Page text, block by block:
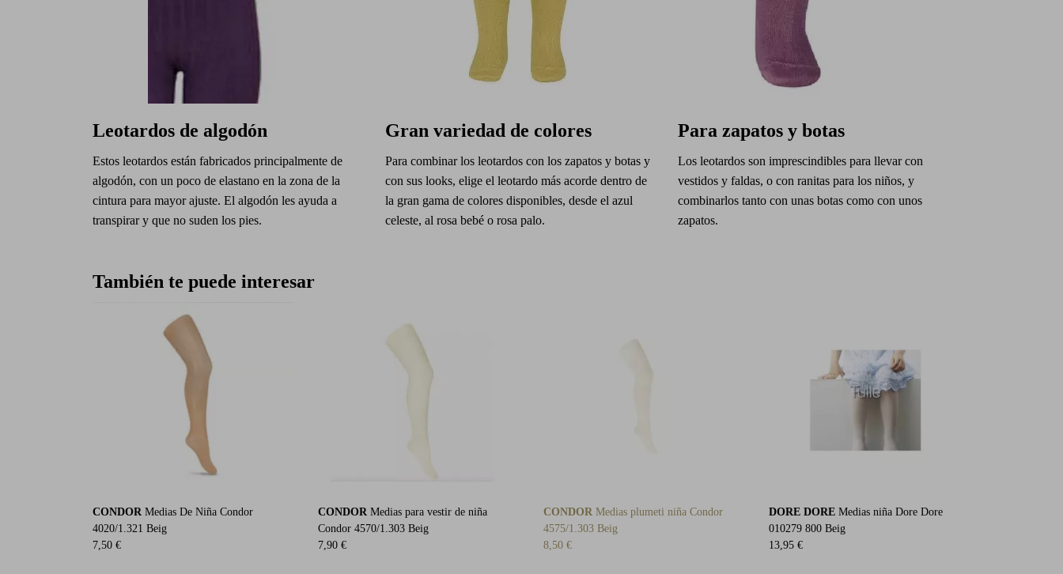
Leotardos de algodón
Estos leotardos están fabricados principalmente de
algodón, con un poco de elastano en la zona de la
cintura para mayor ajuste. El algodón les ayuda a
transpirar y que no suden los pies.
Gran variedad de colores
Para combinar los leotardos con los zapatos y botas y
con sus looks, elige el leotardo más acorde dentro de
la gran gama de colores disponibles, desde el azul
celeste, al rosa bebé o rosa palo.
Para zapatos y botas
Los leotardos son imprescindibles para llevar con
vestidos y faldas, o con ranitas para los niños, y
combinarlos tanto con unas botas como con unos
zapatos.
También te puede interesar
CONDOR Medias De Niña Condor
4020/1.321 Beig
7,50 €
CONDOR Medias para vestir de niña
Condor 4570/1.303 Beig
7,90 €
CONDOR Medias plumeti niña Condor
4575/1.303 Beig
8,50 €
DORE DORE Medias niña Dore Dore
010279 800 Beig
13,95 €